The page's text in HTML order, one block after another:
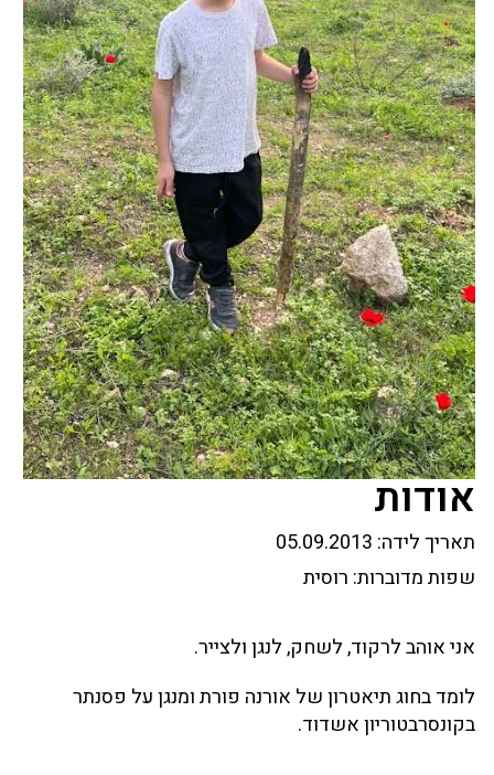
אודות
תאריך לידה:
שפות מדוברות: רוסית
אני אוהב לרקוד, לשחק, לנגן ולצייר.
לומד בחוג תיאטרון של אורנה פורת ומנגן על פסנתר
בקונסרבטוריון אשדוד.